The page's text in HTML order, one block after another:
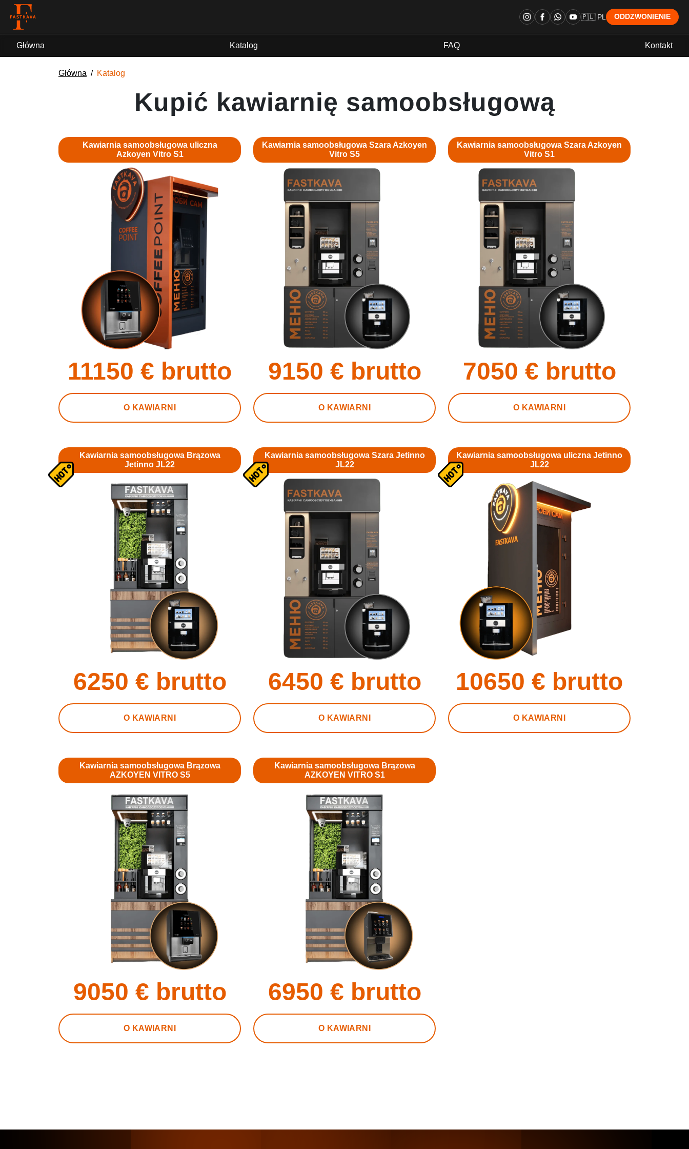
🇵🇱 PL ODDZWONIENIE
Główna Katalog FAQ Kontakt
Główna Katalog
Kupić kawiarnię samoobsługową
Kawiarnia samoobsługowa uliczna
Azkoyen Vitro S1
11150 € brutto
O KAWIARNI
Kawiarnia samoobsługowa Szara Azkoyen
Vitro S5
9150 € brutto
O KAWIARNI
Kawiarnia samoobsługowa Szara Azkoyen
Vitro S1
7050 € brutto
O KAWIARNI
Kawiarnia samoobsługowa Brązowa
Jetinno JL22
6250 € brutto
O KAWIARNI
Kawiarnia samoobsługowa Szara Jetinno
JL22
6450 € brutto
O KAWIARNI
Kawiarnia samoobsługowa uliczna Jetinno
JL22
10650 € brutto
O KAWIARNI
Kawiarnia samoobsługowa Brązowa
AZKOYEN VITRO S5
9050 € brutto
O KAWIARNI
Kawiarnia samoobsługowa Brązowa
AZKOYEN VITRO S1
6950 € brutto
O KAWIARNI